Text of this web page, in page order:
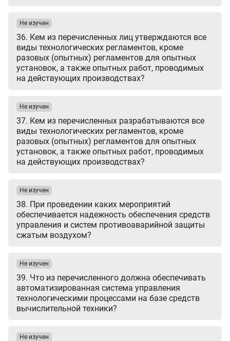
36. Кем из перечисленных лиц утверждаются все
виды технологических регламентов, кроме
разовых (опытных) регламентов для опытных
установок, а также опытных работ, проводимых
на действующих производствах?
Не изучен
37. Кем из перечисленных разрабатываются все
виды технологических регламентов, кроме
разовых (опытных) регламентов для опытных
установок, а также опытных работ, проводимых
на действующих производствах?
Не изучен
38. При проведении каких мероприятий
обеспечивается надежность обеспечения средств
управления и систем противоаварийной защиты
сжатым воздухом?
Не изучен
39. Что из перечисленного должна обеспечивать
автоматизированная система управления
технологическими процессами на базе средств
вычислительной техники?
Не изучен
Не изучен